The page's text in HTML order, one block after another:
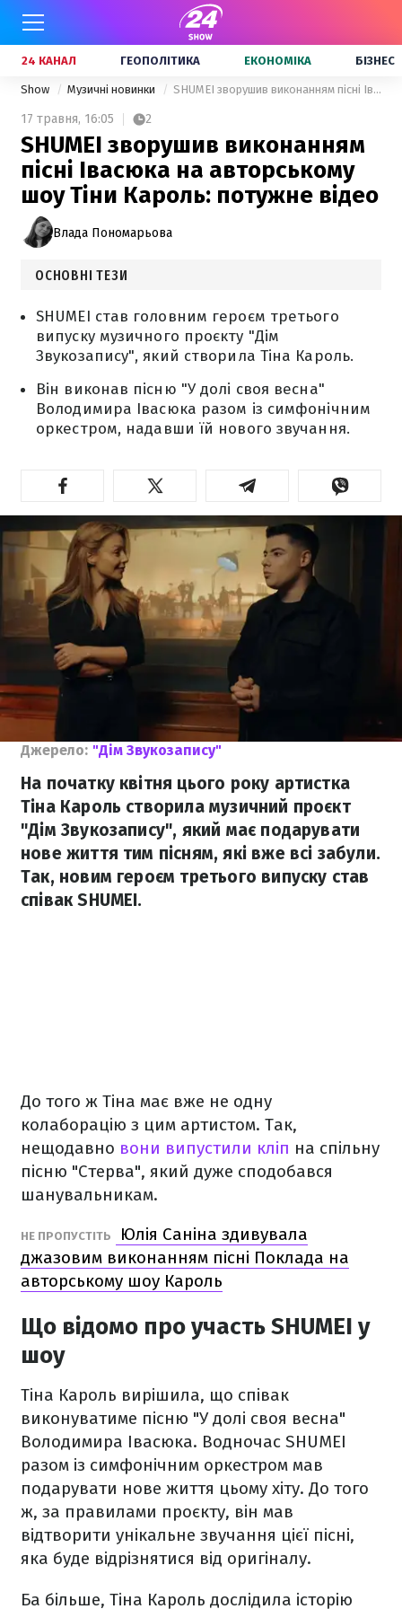
24 КАНАЛ ГЕОПОЛІТИКА ЕКОНОМІКА БІЗНЕС
Show Музичні новинки SHUMEI зворушив виконанням пісні Івасюка на авторському шоу Тіни Кароль: потужне відео
17 травня, 16:05 2
SHUMEI зворушив виконанням
пісні Івасюка на авторському
шоу Тіни Кароль: потужне відео
Влада Пономарьова
ОСНОВНІ ТЕЗИ
SHUMEI став головним героєм третього
випуску музичного проєкту "Дім
Звукозапису", який створила Тіна Кароль.
Він виконав пісню "У долі своя весна"
Володимира Івасюка разом із симфонічним
оркестром, надавши їй нового звучання.
Джерело: "Дім Звукозапису"
На початку квітня цього року артистка
Тіна Кароль створила музичний проєкт
"Дім Звукозапису", який має подарувати
нове життя тим пісням, які вже всі забули.
Так, новим героєм третього випуску став
співак SHUMEI.
До того ж Тіна має вже не одну
колаборацію з цим артистом. Так,
нещодавно вони випустили кліп на спільну
пісню "Стерва", який дуже сподобався
шанувальникам.
НЕ ПРОПУСТІТЬ
Юлія Саніна здивувала
джазовим виконанням пісні Поклада на
авторському шоу Кароль
Що відомо про участь SHUMEI у
шоу
Тіна Кароль вирішила, що співак
виконуватиме пісню "У долі своя весна"
Володимира Івасюка. Водночас SHUMEI
разом із симфонічним оркестром мав
подарувати нове життя цьому хіту. До того
ж, за правилами проєкту, він мав
відтворити унікальне звучання цієї пісні,
яка буде відрізнятися від оригіналу.
Ба більше, Тіна Кароль дослідила історію